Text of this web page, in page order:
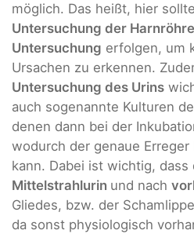
möglich. Das heißt, hier
Untersuchung der Harnröhre
Untersuchung erfolgen, um
Ursachen zu erkennen.
Untersuchung des Urins
auch sogenannte Kulturen
denen dann bei der
wodurch der genaue
kann. Dabei ist wichtig, dass
Mittelstrahlurin und nach
Gliedes, bzw. der
da sonst physiologisch